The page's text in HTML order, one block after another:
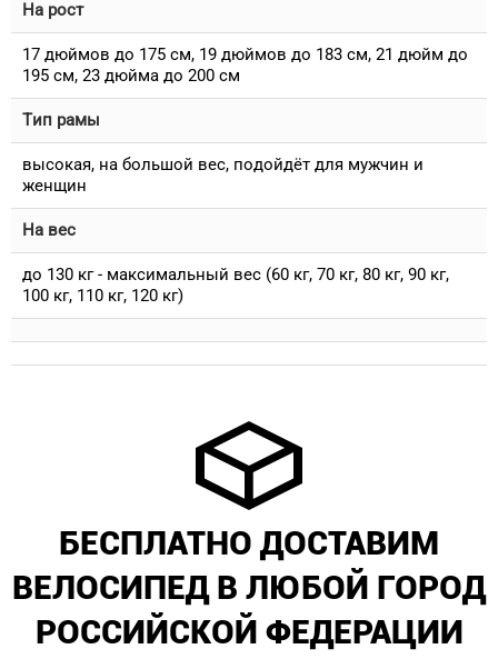
На рост
17 дюймов до 175 см, 19 дюймов до 183 см, 21 дюйм до
195 см, 23 дюйма до 200 см
Тип рамы
высокая, на большой вес, подойдёт для мужчин и
женщин
На вес
до 130 кг - максимальный вес (60 кг, 70 кг, 80 кг, 90 кг,
100 кг, 110 кг, 120 кг)
БЕСПЛАТНО ДОСТАВИМ
ВЕЛОСИПЕД В ЛЮБОЙ ГОРОД
РОССИЙСКОЙ ФЕДЕРАЦИИ